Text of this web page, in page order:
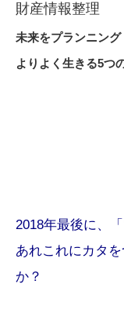
財産情報整理
未来をプランニング
よりよく生きる5つ
2018年最後に、
あれこれにカタ
か？